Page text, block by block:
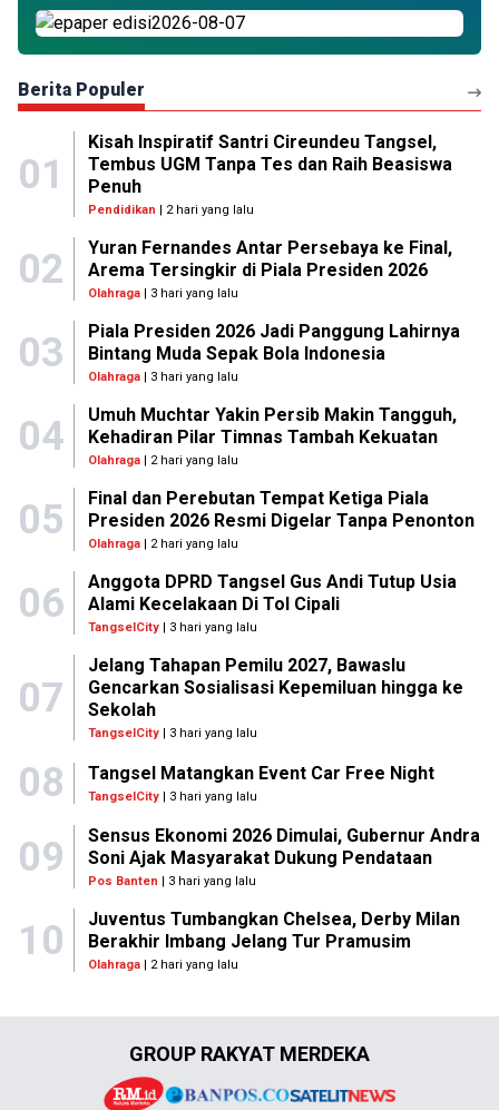
Berita Populer
01
Kisah Inspiratif Santri Cireundeu Tangsel,
Tembus UGM Tanpa Tes dan Raih Beasiswa
Penuh
Pendidikan | 2 hari yang lalu
02
Yuran Fernandes Antar Persebaya ke Final,
Arema Tersingkir di Piala Presiden 2026
Olahraga| 3 hari yang lalu
03
Piala Presiden 2026 Jadi Panggung Lahirnya
Bintang Muda Sepak Bola Indonesia
Olahraga| 3 hari yang lalu
04
Umuh Muchtar Yakin Persib Makin Tangguh,
Kehadiran Pilar Timnas Tambah Kekuatan
Olahraga| 2 hari yang lalu
05
Final dan Perebutan Tempat Ketiga Piala
Presiden 2026 Resmi Digelar Tanpa Penonton
Olahraga| 2 hari yang lalu
06
Anggota DPRD Tangsel Gus Andi Tutup Usia
Alami Kecelakaan Di Tol Cipali
TangselCity| 3 hari yang lalu
07
Jelang Tahapan Pemilu 2027, Bawaslu
Gencarkan Sosialisasi Kepemiluan hingga ke
Sekolah
TangselCity| 3 hari yang lalu
08 Tangsel Matangkan Event Car Free Night
TangselCity | 3 hari yang lalu
09
Sensus Ekonomi 2026 Dimulai, Gubernur Andra
Soni Ajak Masyarakat Dukung Pendataan
Pos Banten | 3 hari yang lalu
10
Juventus Tumbangkan Chelsea, Derby Milan
Berakhir Imbang Jelang Tur Pramusim
Olahraga| 2 hari yang lalu
GROUP RAKYAT MERDEKA